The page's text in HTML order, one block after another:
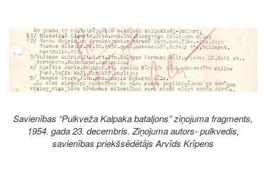
Image
Savienības “Pulkveža Kalpaka bataljons” ziņojuma fragments,
1954. gada 23. decembris. Ziņojuma autors- pulkvedis,
savienības priekšsēdētājs Arvīds Krīpens